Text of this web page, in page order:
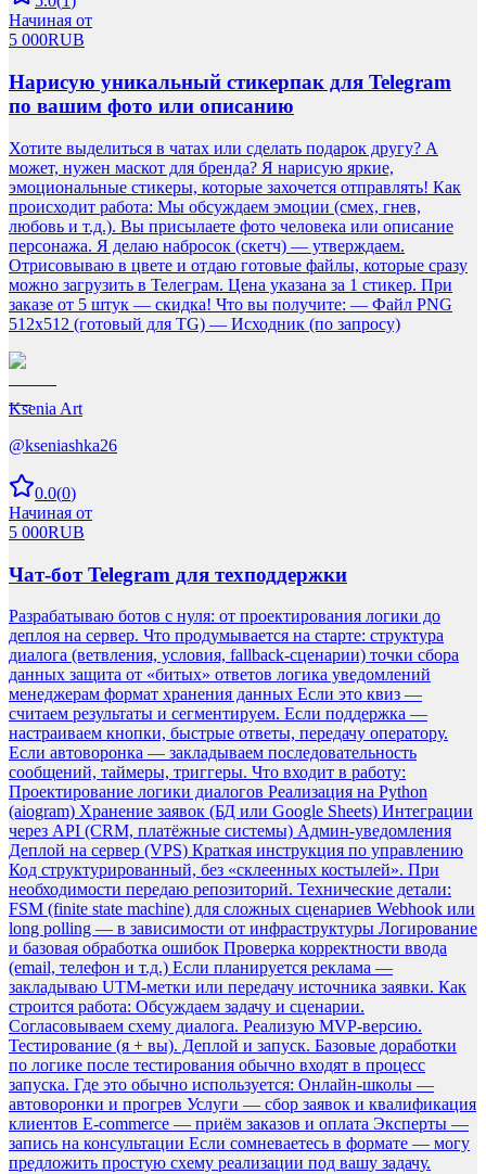
Начиная от
5 000RUB
Нарисую уникальный стикерпак для Telegram
по вашим фото или описанию
Хотите выделиться в чатах или сделать подарок другу? А
может, нужен маскот для бренда? Я нарисую яркие,
эмоциональные стикеры, которые захочется отправлять! Как
происходит работа: Мы обсуждаем эмоции (смех, гнев,
любовь и т.д.). Вы присылаете фото человека или описание
персонажа. Я делаю набросок (скетч) — утверждаем.
Отрисовываю в цвете и отдаю готовые файлы, которые сразу
можно загрузить в Телеграм. Цена указана за 1 стикер. При
заказе от 5 штук — скидка! Что вы получите: — Файл PNG
512x512 (готовый для TG) — Исходник (по запросу)
Ksenia Art
@kseniashka26
0.0(0)
Начиная от
5 000RUB
Чат-бот Telegram для техподдержки
Разрабатываю ботов с нуля: от проектирования логики до
деплоя на сервер. Что продумывается на старте: структура
диалога (ветвления, условия, fallback-сценарии) точки сбора
данных защита от «битых» ответов логика уведомлений
менеджерам формат хранения данных Если это квиз —
считаем результаты и сегментируем. Если поддержка —
настраиваем кнопки, быстрые ответы, передачу оператору.
Если автоворонка — закладываем последовательность
сообщений, таймеры, триггеры. Что входит в работу:
Проектирование логики диалогов Реализация на Python
(aiogram) Хранение заявок (БД или Google Sheets) Интеграции
через API (CRM, платёжные системы) Админ-уведомления
Деплой на сервер (VPS) Краткая инструкция по управлению
Код структурированный, без «склеенных костылей». При
необходимости передаю репозиторий. Технические детали:
FSM (finite state machine) для сложных сценариев Webhook или
long polling — в зависимости от инфраструктуры Логирование
и базовая обработка ошибок Проверка корректности ввода
(email, телефон и т.д.) Если планируется реклама —
закладываю UTM-метки или передачу источника заявки. Как
строится работа: Обсуждаем задачу и сценарии.
Согласовываем схему диалога. Реализую MVP-версию.
Тестирование (я + вы). Деплой и запуск. Базовые доработки
по логике после тестирования обычно входят в процесс
запуска. Где это обычно используется: Онлайн-школы —
автоворонки и прогрев Услуги — сбор заявок и квалификация
клиентов E-commerce — приём заказов и оплата Эксперты —
запись на консультации Если сомневаетесь в формате — могу
предложить простую схему реализации под вашу задачу.